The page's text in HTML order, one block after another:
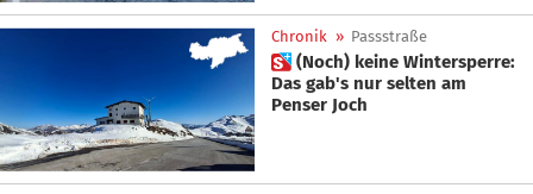
Chronik » Passstraße
 (Noch) keine Wintersperre:
Das gab's nur selten am
Penser Joch